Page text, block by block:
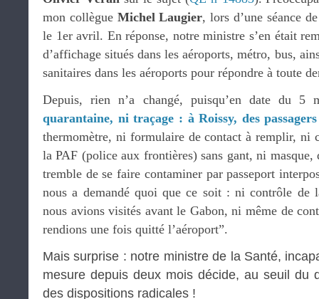
mon collègue Michel Laugier, lors d’une séance
le 1er avril. En réponse, notre ministre s’en était
d’affichage situés dans les aéroports, métro, bus,
sanitaires dans les aéroports pour répondre à toute
Depuis, rien n’a changé, puisqu’en date du
quarantaine, ni traçage : à Roissy, des
thermomètre, ni formulaire de contact à remplir, ni
la PAF (police aux frontières) sans gant, ni
tremble de se faire contaminer par passeport
nous a demandé quoi que ce soit : ni contrôle de
nous avions visités avant le Gabon, ni même de
rendions une fois quitté l’aéroport”.
Mais surprise : notre ministre de la Santé,
mesure depuis deux mois décide, au seuil du
des dispositions radicales !